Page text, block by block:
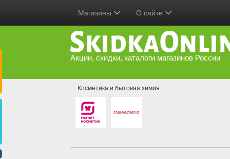
Магазины О сайте
Акции, скидки, каталоги магазинов России
Косметика и бытовая химия